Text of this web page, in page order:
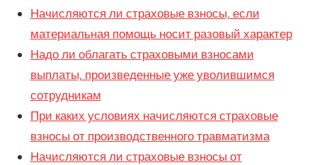
Начисляются ли страховые взносы, если
материальная помощь носит разовый характер
Надо ли облагать страховыми взносами
выплаты, произведенные уже уволившимся
сотрудникам
При каких условиях начисляются страховые
взносы от производственного травматизма
Начисляются ли страховые взносы от